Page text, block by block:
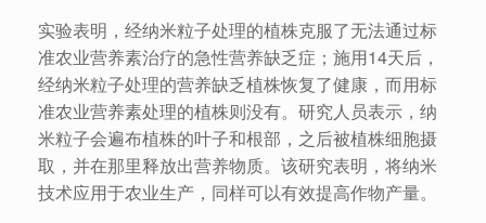
实验表明，经纳米粒子处理的植株克服了无法通过标
准农业营养素治疗的急性营养缺乏症；施用14天后，
经纳米粒子处理的营养缺乏植株恢复了健康，而用标
准农业营养素处理的植株则没有。研究人员表示，纳
米粒子会遍布植株的叶子和根部，之后被植株细胞摄
取，并在那里释放出营养物质。该研究表明，将纳米
技术应用于农业生产，同样可以有效提高作物产量。